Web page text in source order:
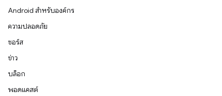
Android สำหรับองค์กร
ความปลอดภัย
ซอร์ส
ข่าว
บล็อก
พอดแคสต์